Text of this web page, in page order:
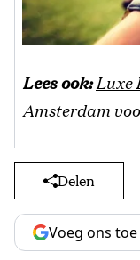
Lees ook:Luxe
Amsterdam
Delen
Voeg ons